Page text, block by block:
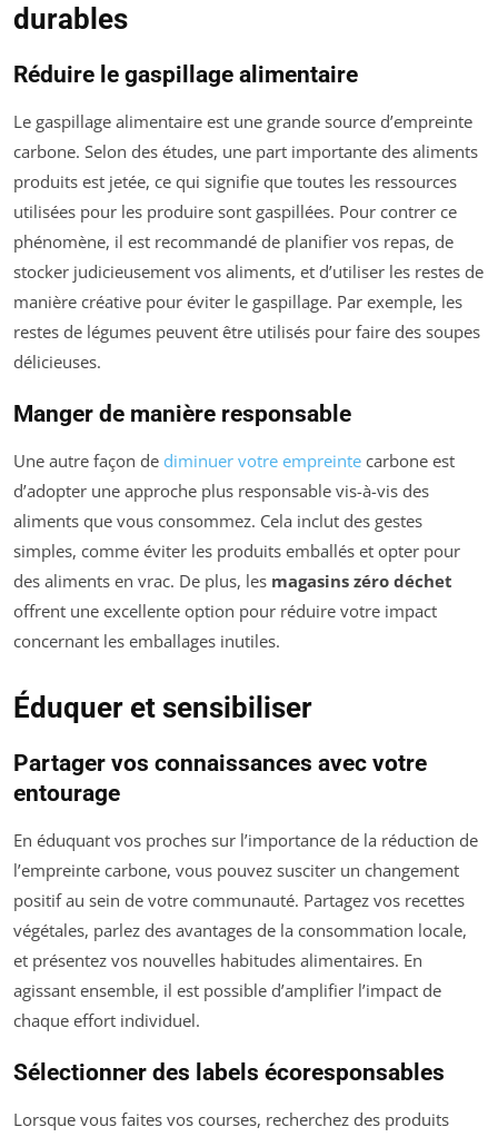
durables
Réduire le gaspillage alimentaire
Le gaspillage alimentaire est une grande source d’empreinte
carbone. Selon des études, une part importante des aliments
produits est jetée, ce qui signifie que toutes les ressources
utilisées pour les produire sont gaspillées. Pour contrer ce
phénomène, il est recommandé de planifier vos repas, de
stocker judicieusement vos aliments, et d’utiliser les restes de
manière créative pour éviter le gaspillage. Par exemple, les
restes de légumes peuvent être utilisés pour faire des soupes
délicieuses.
Manger de manière responsable
Une autre façon de diminuer votre empreinte carbone est
d’adopter une approche plus responsable vis-à-vis des
aliments que vous consommez. Cela inclut des gestes
simples, comme éviter les produits emballés et opter pour
des aliments en vrac. De plus, les magasins zéro déchet
offrent une excellente option pour réduire votre impact
concernant les emballages inutiles.
Éduquer et sensibiliser
Partager vos connaissances avec votre
entourage
En éduquant vos proches sur l’importance de la réduction de
l’empreinte carbone, vous pouvez susciter un changement
positif au sein de votre communauté. Partagez vos recettes
végétales, parlez des avantages de la consommation locale,
et présentez vos nouvelles habitudes alimentaires. En
agissant ensemble, il est possible d’amplifier l’impact de
chaque effort individuel.
Sélectionner des labels écoresponsables
Lorsque vous faites vos courses, recherchez des produits